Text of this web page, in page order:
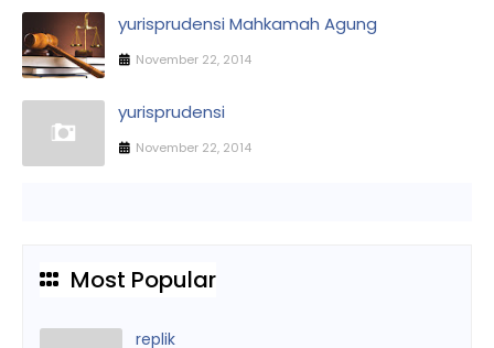
yurisprudensi Mahkamah Agung
November 22, 2014
yurisprudensi
November 22, 2014
Most Popular
replik